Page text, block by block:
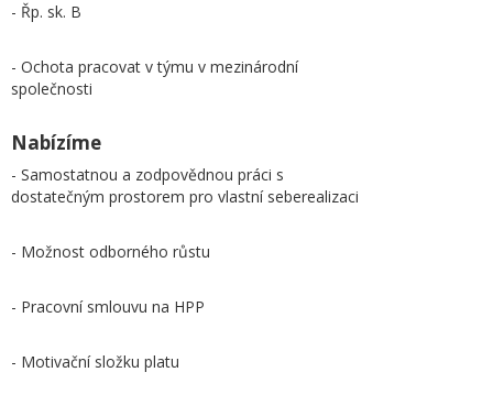
- Řp. sk. B
- Ochota pracovat v týmu v mezinárodní
společnosti
Nabízíme
- Samostatnou a zodpovědnou práci s
dostatečným prostorem pro vlastní seberealizaci
- Možnost odborného růstu
- Pracovní smlouvu na HPP
- Motivační složku platu